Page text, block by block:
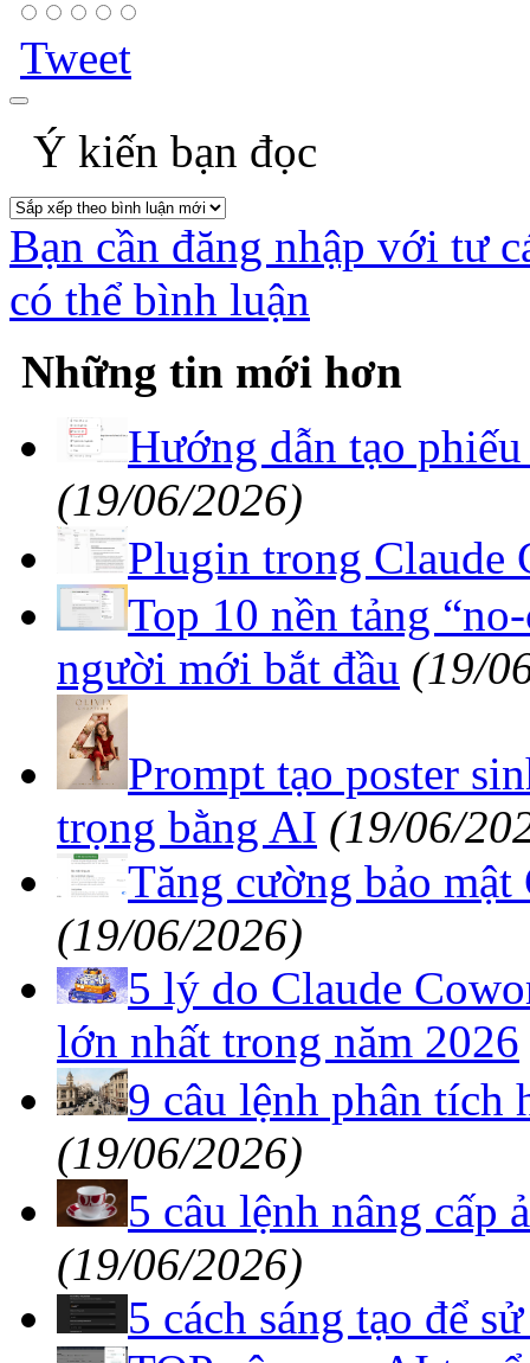
Tweet
Ý kiến bạn đọc
Bạn cần đăng nhập với tư
có thể bình luận
Những tin mới hơn
Hướng dẫn tạo
(19/06/2026)
Plugin trong Claude
Top 10 nền tảng
người mới bắt đầu (19/
Prompt tạo poster
trọng bằng AI (19/06/
Tăng cường bảo
(19/06/2026)
5 lý do Claude
lớn nhất trong năm 2026
9 câu lệnh phân tích
(19/06/2026)
5 câu lệnh nâng cấp
(19/06/2026)
5 cách sáng tạo để